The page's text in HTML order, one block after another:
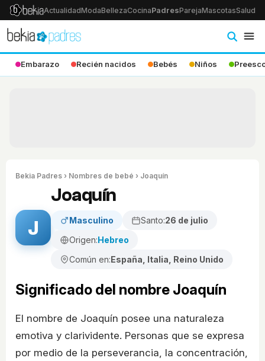
ActualidadModaBellezaCocinaPadresParejaMascotasSalud
Embarazo Recién nacidos Bebés Niños
Bekia Padres › Nombres de bebé › Joaquín
J
Joaquín
Masculino Santo:26 de julio
Origen:Hebreo
Común en:España, Italia, Reino Unido
Significado del nombre Joaquín
El nombre de Joaquín posee una naturaleza
emotiva y clarividente. Personas que se expresa
por medio de la perseverancia, la concentración,